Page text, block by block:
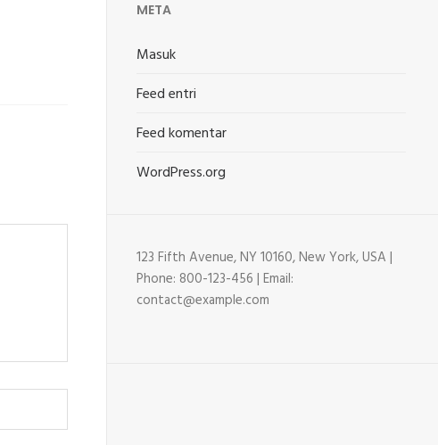
META
Masuk
Feed entri
Feed komentar
WordPress.org
123 Fifth Avenue, NY 10160, New York, USA |
Phone: 800-123-456 | Email:
contact@example.com